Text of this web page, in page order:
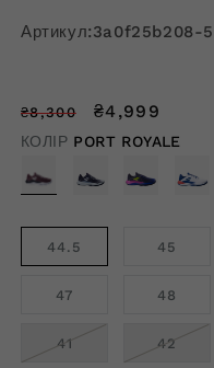
Артикул:3a0f25b208-
Звичайна
ціна
₴8,300
Ціна
зі
₴4,999
КОЛІР PORT ROYALE
44.5 45
47 48
41 42